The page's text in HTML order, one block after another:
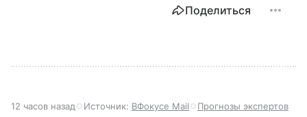
Поделиться
12 часов назад Источник: ВФокусе Mail Прогнозы экспертов